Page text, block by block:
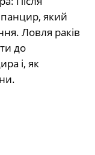
який
Ловля раків
до
і, як